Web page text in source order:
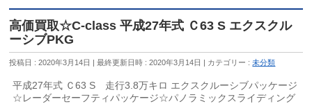
高価買取☆C-class 平成27年式 Ｃ63 S エクスクル
ーシブPKG
投稿日 : 2020年3月14日 最終更新日時 : 2020年3月14日 カテゴリー :未分類
平成27年式 Ｃ63 S 走行3.8万キロ エクスクルーシブパッケージ
☆レーダーセーフティパッケージ☆パノラミックスライディング